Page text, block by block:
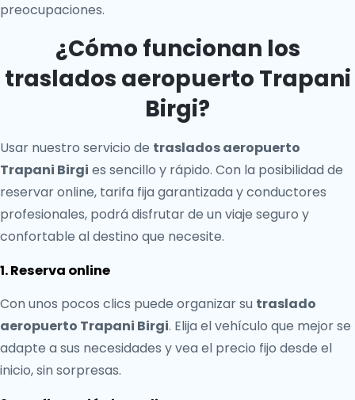
preocupaciones.
¿Cómo funcionan los
traslados aeropuerto Trapani
Birgi?
Usar nuestro servicio de traslados aeropuerto
Trapani Birgi es sencillo y rápido. Con la posibilidad de
reservar online, tarifa fija garantizada y conductores
profesionales, podrá disfrutar de un viaje seguro y
confortable al destino que necesite.
1. Reserva online
Con unos pocos clics puede organizar su traslado
aeropuerto Trapani Birgi. Elija el vehículo que mejor se
adapte a sus necesidades y vea el precio fijo desde el
inicio, sin sorpresas.